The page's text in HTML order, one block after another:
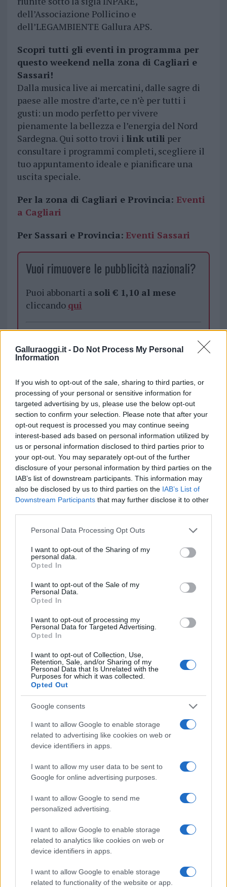
Galluraoggi.it - Do Not Process My Personal
Information
If you wish to opt-out of the sale, sharing to third parties, or
processing of your personal or sensitive information for
targeted advertising by us, please use the below opt-out
section to confirm your selection. Please note that after your
opt-out request is processed you may continue seeing
interest-based ads based on personal information utilized by
us or personal information disclosed to third parties prior to
your opt-out. You may separately opt-out of the further
disclosure of your personal information by third parties on the
IAB’s list of downstream participants. This information may
also be disclosed by us to third parties on the IAB’s List of
Downstream Participants that may further disclose it to other
Please note that this website/app uses one or more Google
not limited to your visit or usage behaviour. You may click to
grant or deny consent to Google and its third-party tags to
use your data for below specified purposes in below Google
consent section.
Personal Data Processing Opt Outs
I want to opt-out of the Sharing of my
personal data.
Opted In
I want to opt-out of the Sale of my
Personal Data.
Opted In
I want to opt-out of processing my
Personal Data for Targeted Advertising.
Opted In
I want to opt-out of Collection, Use,
Retention, Sale, and/or Sharing of my
Personal Data that Is Unrelated with the
Purposes for which it was collected.
Opted Out
Google consents
I want to allow Google to enable storage
related to advertising like cookies on web or
device identifiers in apps.
I want to allow my user data to be sent to
Google for online advertising purposes.
I want to allow Google to send me
personalized advertising.
I want to allow Google to enable storage
related to analytics like cookies on web or
device identifiers in apps.
I want to allow Google to enable storage
related to functionality of the website or app.
dell’Associazione Pollicino e
dell’LEGAMBIENTE Gallura APS.
Scopri tutti gli eventi in programma per
questo weekend nella zona di Cagliari e
Sassari!
Dalla musica live ai mercatini, dalle sagre di
paese alle mostre d’arte, ce n’è per tutti i
gusti: un modo perfetto per vivere
pienamente la bellezza e l’energia del Nord
Sardegna. Qui sotto trovi i link utili per
consultare i programmi completi, scegliere il
tuo appuntamento ideale e pianificare una
uscita speciale.
Per la zona di Cagliari e Provincia: Eventi
a Cagliari
Per Sassari e Provincia: Eventi Sassari
Vuoi rimuovere le pubblicità nazionali?
Puoi abbonarti a soli € 1,10 al mese
cliccando qui
Sei già abbonato?
Puoi effettuare l'accesso andando nella
cliccandoqui
TEMI:
Cosa Fare Nel Week End Olbia E Gallura
Eventi Gallura
Eventi Olbia
Eventi Weekend Gallura
In Evidenza
Condividi l'articolo
F
a
ce
b
o
o
k
T
w
it
te
r
Pi
n
te
re
st
W
h
at
s
p
p
S
h
a
re
Articolo precedente
NOTIZIE RECENTI
Incendi, a San Pasquale arriva il Campo Base:
l’inaugurazione
Andrea Mura conquista Palau: grande
partecipazione per il suo racconto
Calangianus, allarme sul centro accoglienza
Gallura, finti clienti svuotano le suite: furto da
protagonisti
Test tunnel Olbia: rampe chiuse ancora fino a
fine agosto
Aggius conquista la classifica delle mete più